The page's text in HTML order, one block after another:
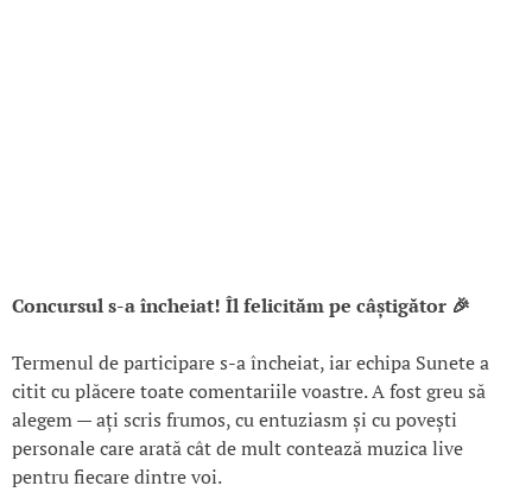
Concursul s-a încheiat! Îl felicităm pe câștigător 🎉
Termenul de participare s-a încheiat, iar echipa Sunete a
citit cu plăcere toate comentariile voastre. A fost greu să
alegem — ați scris frumos, cu entuziasm și cu povești
personale care arată cât de mult contează muzica live
pentru fiecare dintre voi.